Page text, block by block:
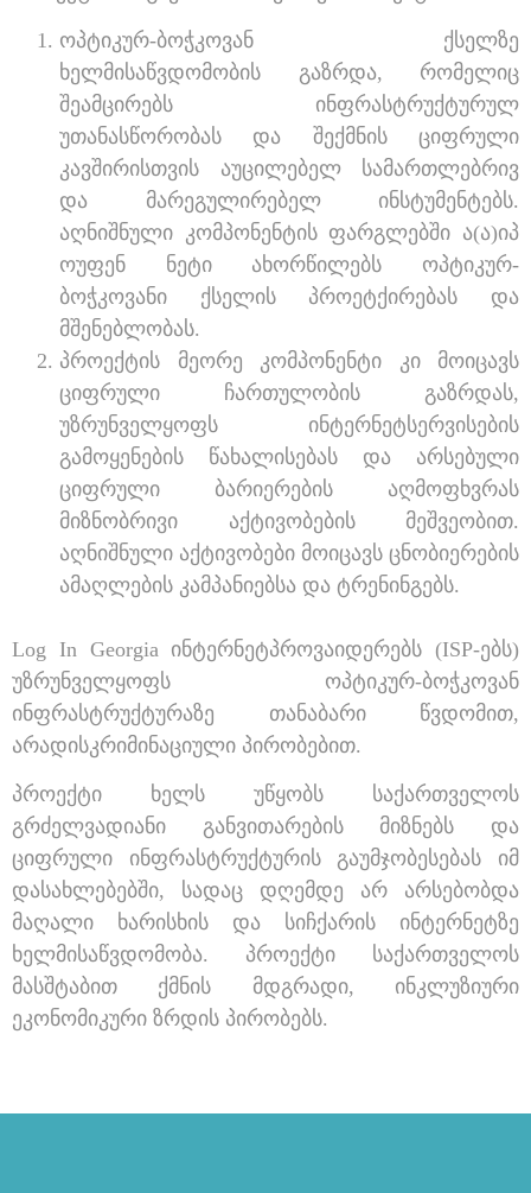
ოპტიკურ-ბოჭკოვან ქსელზე
ხელმისაწვდომობის გაზრდა, რომელიც
შეამცირებს ინფრასტრუქტურულ
უთანასწორობას და შექმნის ციფრული
კავშირისთვის აუცილებელ სამართლებრივ
და მარეგულირებელ ინსტუმენტებს.
აღნიშნული კომპონენტის ფარგლებში ა(ა)იპ
ოუფენ ნეტი ახორწილებს ოპტიკურ-
ბოჭკოვანი ქსელის პროეტქირებას და
მშენებლობას.
პროექტის მეორე კომპონენტი კი მოიცავს
ციფრული ჩართულობის გაზრდას,
უზრუნველყოფს ინტერნეტსერვისების
გამოყენების წახალისებას და არსებული
ციფრული ბარიერების აღმოფხვრას
მიზნობრივი აქტივობების მეშვეობით.
აღნიშნული აქტივობები მოიცავს ცნობიერების
ამაღლების კამპანიებსა და ტრენინგებს.
Log In Georgia ინტერნეტპროვაიდერებს (ISP-ებს)
უზრუნველყოფს ოპტიკურ-ბოჭკოვან
ინფრასტრუქტურაზე თანაბარი წვდომით,
არადისკრიმინაციული პირობებით.
პროექტი ხელს უწყობს საქართველოს
გრძელვადიანი განვითარების მიზნებს და
ციფრული ინფრასტრუქტურის გაუმჯობესებას იმ
დასახლებებში, სადაც დღემდე არ არსებობდა
მაღალი ხარისხის და სიჩქარის ინტერნეტზე
ხელმისაწვდომობა. პროექტი საქართველოს
მასშტაბით ქმნის მდგრადი, ინკლუზიური
ეკონომიკური ზრდის პირობებს.